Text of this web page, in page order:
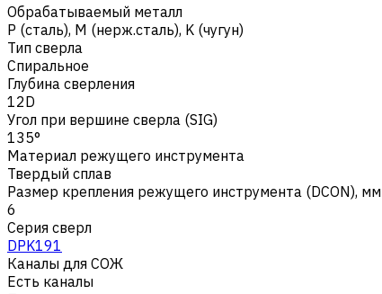
Обрабатываемый металл
Р (сталь), M (нерж.сталь), K (чугун)
Тип сверла
Спиральное
Глубина сверления
12D
Угол при вершине сверла (SIG)
135°
Материал режущего инструмента
Твердый сплав
Размер крепления режущего инструмента (DCON), мм
6
Серия сверл
DPK191
Каналы для СОЖ
Есть каналы